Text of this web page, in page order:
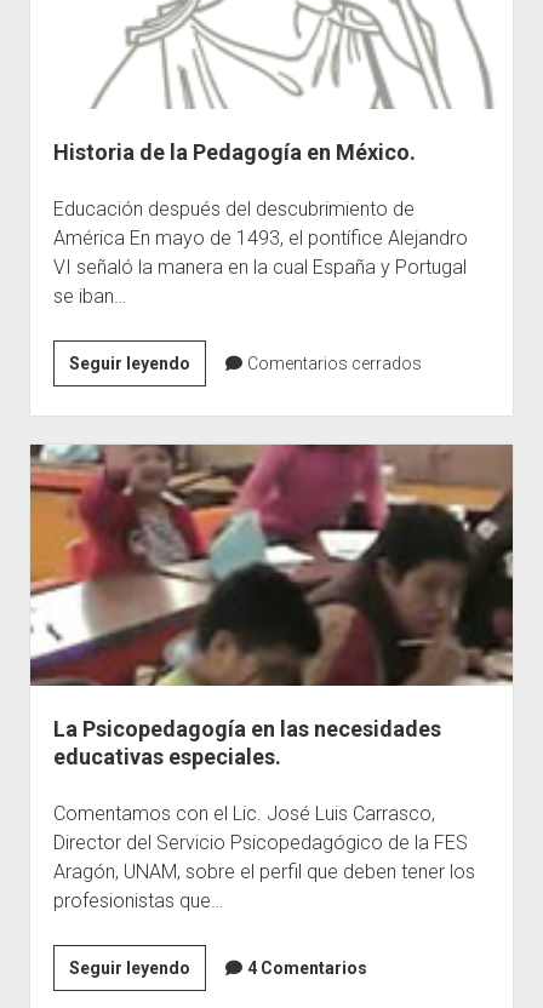
la
evaluación.
Historia de la Pedagogía en México.
Educación después del descubrimiento de
América En mayo de 1493, el pontífice Alejandro
VI señaló la manera en la cual España y Portugal
se iban…
Seguir leyendoHistoria
de
la
Pedagogía
en
México.
Comentarios cerrados
La Psicopedagogía en las necesidades
educativas especiales.
Comentamos con el Lic. José Luis Carrasco,
Director del Servicio Psicopedagógico de la FES
Aragón, UNAM, sobre el perfil que deben tener los
profesionistas que…
Seguir leyendoLa
Psicopedagogía
4 Comentarios